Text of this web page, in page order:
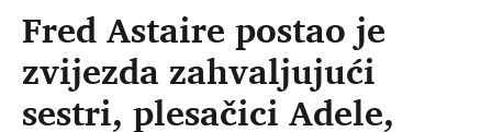
Fred Astaire postao je
zvijezda zahvaljujući
sestri, plesačici Adele,